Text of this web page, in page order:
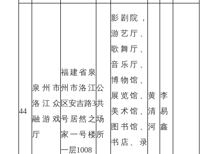
44
泉州市
洛江众
融游戏
厅
福建省泉
州市洛江
区安吉路3
号居然之
家一号楼
一层1008
公
共
场
所
影剧院，
游艺厅、
歌舞厅、
音乐厅、
博物馆、
展览馆、
美术馆、
图书馆、
书店、录
黄
清
河
李
易
鑫